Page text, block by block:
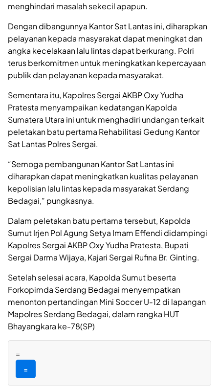
menghindari masalah sekecil apapun.
Dengan dibangunnya Kantor Sat Lantas ini, diharapkan
pelayanan kepada masyarakat dapat meningkat dan
angka kecelakaan lalu lintas dapat berkurang. Polri
terus berkomitmen untuk meningkatkan kepercayaan
publik dan pelayanan kepada masyarakat.
Sementara itu, Kapolres Sergai AKBP Oxy Yudha
Pratesta menyampaikan kedatangan Kapolda
Sumatera Utara ini untuk menghadiri undangan terkait
peletakan batu pertama Rehabilitasi Gedung Kantor
Sat Lantas Polres Sergai.
“Semoga pembangunan Kantor Sat Lantas ini
diharapkan dapat meningkatkan kualitas pelayanan
kepolisian lalu lintas kepada masyarakat Serdang
Bedagai,” pungkasnya.
Dalam peletakan batu pertama tersebut, Kapolda
Sumut Irjen Pol Agung Setya Imam Effendi didampingi
Kapolres Sergai AKBP Oxy Yudha Pratesta, Bupati
Sergai Darma Wijaya, Kajari Sergai Rufina Br. Ginting.
Setelah selesai acara, Kapolda Sumut beserta
Forkopimda Serdang Bedagai menyempatkan
menonton pertandingan Mini Soccer U-12 di lapangan
Mapolres Serdang Bedagai, dalam rangka HUT
Bhayangkara ke-78(SP)
=
=